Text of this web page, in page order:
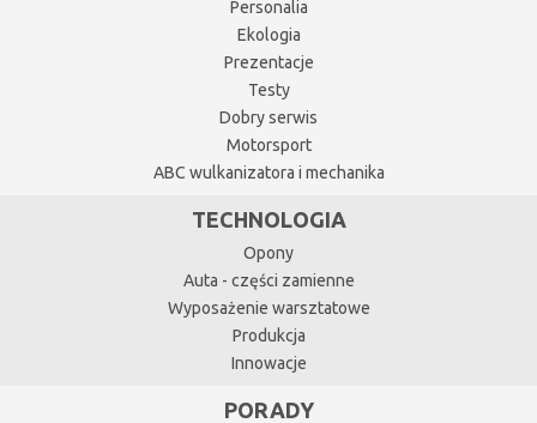
Personalia
Ekologia
Prezentacje
Testy
Dobry serwis
Motorsport
ABC wulkanizatora i mechanika
TECHNOLOGIA
Opony
Auta - części zamienne
Wyposażenie warsztatowe
Produkcja
Innowacje
PORADY